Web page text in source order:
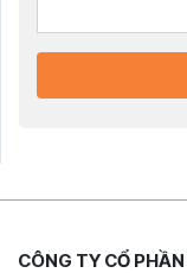
CÔNG TY CỔ